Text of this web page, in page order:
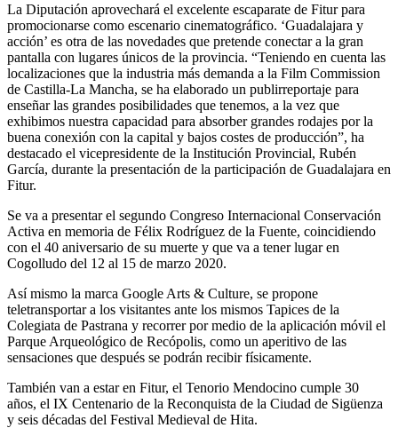
La Diputación aprovechará el excelente escaparate de Fitur para
promocionarse como escenario cinematográfico. ‘Guadalajara y
acción’ es otra de las novedades que pretende conectar a la gran
pantalla con lugares únicos de la provincia. “Teniendo en cuenta las
localizaciones que la industria más demanda a la Film Commission
de Castilla-La Mancha, se ha elaborado un publirreportaje para
enseñar las grandes posibilidades que tenemos, a la vez que
exhibimos nuestra capacidad para absorber grandes rodajes por la
buena conexión con la capital y bajos costes de producción”, ha
destacado el vicepresidente de la Institución Provincial, Rubén
García, durante la presentación de la participación de Guadalajara en
Fitur.
Se va a presentar el segundo Congreso Internacional Conservación
Activa en memoria de Félix Rodríguez de la Fuente, coincidiendo
con el 40 aniversario de su muerte y que va a tener lugar en
Cogolludo del 12 al 15 de marzo 2020.
Así mismo la marca Google Arts & Culture, se propone
teletransportar a los visitantes ante los mismos Tapices de la
Colegiata de Pastrana y recorrer por medio de la aplicación móvil el
Parque Arqueológico de Recópolis, como un aperitivo de las
sensaciones que después se podrán recibir físicamente.
También van a estar en Fitur, el Tenorio Mendocino cumple 30
años, el IX Centenario de la Reconquista de la Ciudad de Sigüenza
y seis décadas del Festival Medieval de Hita.